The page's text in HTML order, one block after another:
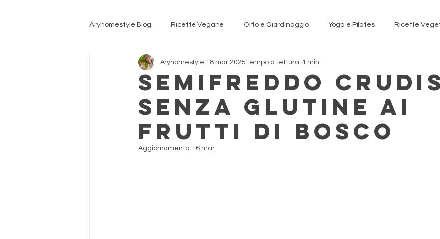
Aryhomestyle Blog Ricette Vegane Orto e Giardinaggio Yoga e Pilates Ricette
Ricette per Animali Cosmetici Naturali Recensioni
Semifreddo
senza glutine ai
frutti di bosco
Aryhomestyle 18 mar 2025 Tempo di lettura: 4 min
Aggiornamento: 16 mar